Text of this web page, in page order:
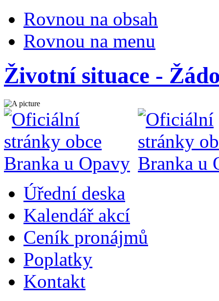
Rovnou na obsah
Rovnou na menu
Životní situace -
Úřední deska
Kalendář akcí
Ceník pronájmů
Poplatky
Kontakt